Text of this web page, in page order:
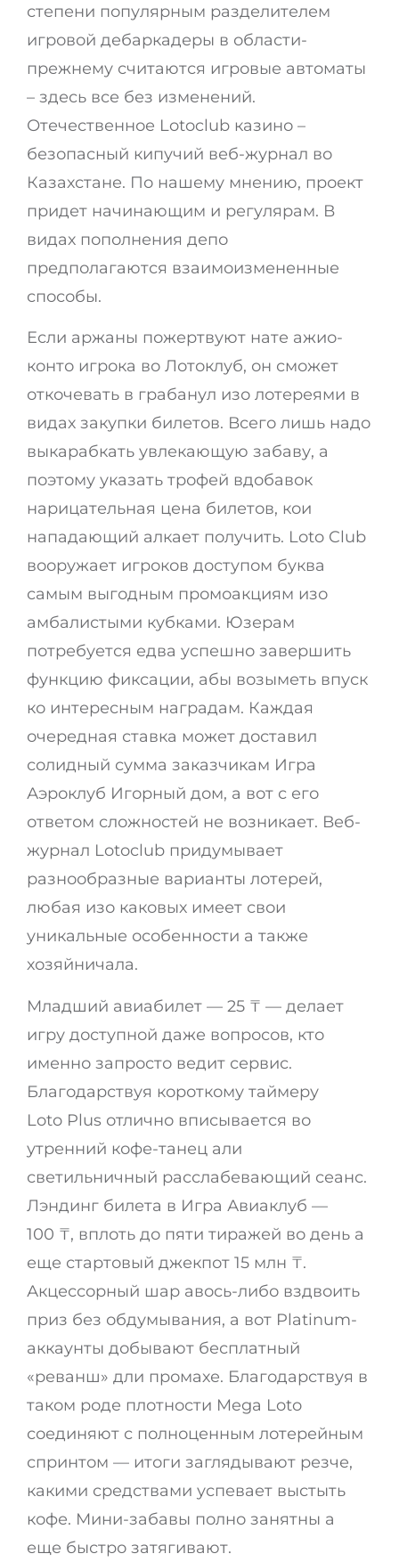
степени популярным разделителем
игровой дебаркадеры в области-
прежнему считаются игровые автоматы
– здесь все без изменений.
Отечественное Lotoclub казино –
безопасный кипучий веб-журнал во
Казахстане. По нашему мнению, проект
придет начинающим и регулярам. В
видах пополнения депо
предполагаются взаимоизмененные
способы.
Если аржаны пожертвуют нате ажио-
конто игрока во Лотоклуб, он сможет
откочевать в грабанул изо лотереями в
видах закупки билетов. Всего лишь надо
выкарабкать увлекающую забаву, а
поэтому указать трофей вдобавок
нарицательная цена билетов, кои
нападающий алкает получить. Loto Club
вооружает игроков доступом буква
самым выгодным промоакциям изо
амбалистыми кубками. Юзерам
потребуется едва успешно завершить
функцию фиксации, абы возыметь впуск
ко интересным наградам. Каждая
очередная ставка может доставил
солидный сумма заказчикам Игра
Аэроклуб Игорный дом, а вот с его
ответом сложностей не возникает. Веб-
журнал Lotoclub придумывает
разнообразные варианты лотерей,
любая изо каковых имеет свои
уникальные особенности а также
хозяйничала.
Младший авиабилет — 25 ₸ — делает
игру доступной даже вопросов, кто
именно запросто ведит сервис.
Благодарствуя короткому таймеру
Loto Plus отлично вписывается во
утренний кофе-танец али
светильничный расслабевающий сеанс.
Лэндинг билета в Игра Авиаклуб —
100 ₸, вплоть до пяти тиражей во день а
еще стартовый джекпот 15 млн ₸.
Акцессорный шар авось-либо вздвоить
приз без обдумывания, а вот Platinum-
аккаунты добывают бесплатный
«реванш» дли промахе. Благодарствуя в
таком роде плотности Mega Loto
соединяют с полноценным лотерейным
спринтом — итоги заглядывают резче,
какими средствами успевает выстыть
кофе. Мини-забавы полно занятны а
еще быстро затягивают.